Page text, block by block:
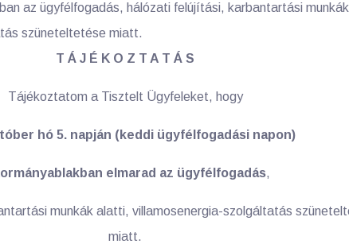
az ügyfélfogadás, hálózati felújítási, karbantartási
szüneteltetése miatt.
T Á J É K O Z T A T Á S
Tájékoztatom a Tisztelt Ügyfeleket, hogy
hó 5. napján (keddi ügyfélfogadási napon)
elmarad az ügyfélfogadás,
munkák alatti, villamosenergia-szolgáltatás
miatt.